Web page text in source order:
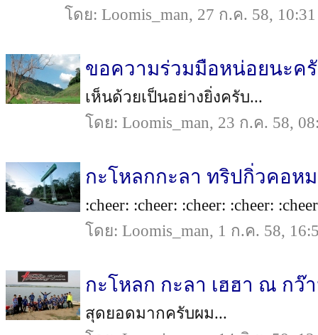
โดย: Loomis_man, 27 ก.ค. 58, 10:31
ขอความร่วมมือหน่อยนะค
เห็นด้วยเป็นอย่างยิ่งครับ...
โดย: Loomis_man, 23 ก.ค. 58,
กะโหลกกะลา ทริปกิ่วคอห
:cheer: :cheer: :cheer: :cheer:
โดย: Loomis_man, 1 ก.ค. 58,
กะโหลก กะลา เฮฮา ณ กว๊
สุดยอดมากครับผม...